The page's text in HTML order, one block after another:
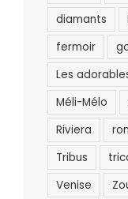
diamants
fermoir
Les
Méli-Mélo
Riviera
Tribus
Venise